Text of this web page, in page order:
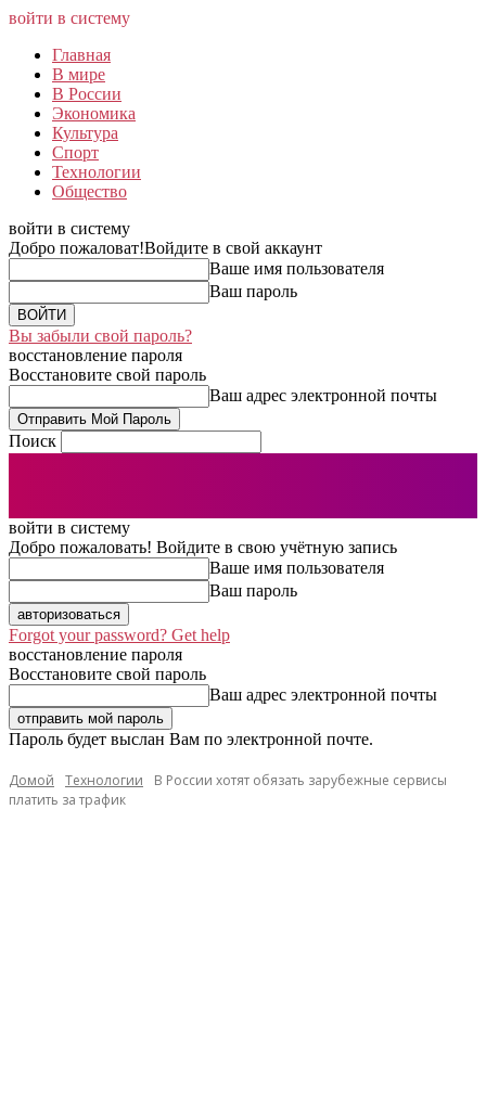
войти в систему
Главная
В мире
В России
Экономика
Культура
Спорт
Технологии
Общество
войти в систему
Добро пожаловат!Войдите в свой аккаунт
Ваше имя пользователя
Ваш пароль
Вы забыли свой пароль?
восстановление пароля
Восстановите свой пароль
Ваш адрес электронной почты
Поиск
войти в систему
Добро пожаловать! Войдите в свою учётную запись
Ваше имя пользователя
Ваш пароль
Forgot your password? Get help
восстановление пароля
Восстановите свой пароль
Ваш адрес электронной почты
Пароль будет выслан Вам по электронной почте.
Домой Технологии
В России хотят обязать зарубежные сервисы
платить за трафик